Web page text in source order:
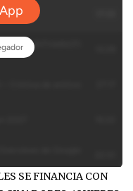
SE FINANCIA CON